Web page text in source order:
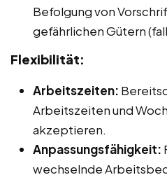
Befolgung von
gefährlichen Gütern
Flexibilität:
Arbeitszeiten:
Arbeitszeiten und
akzeptieren.
Anpassungsfähigkeit:
wechselnde